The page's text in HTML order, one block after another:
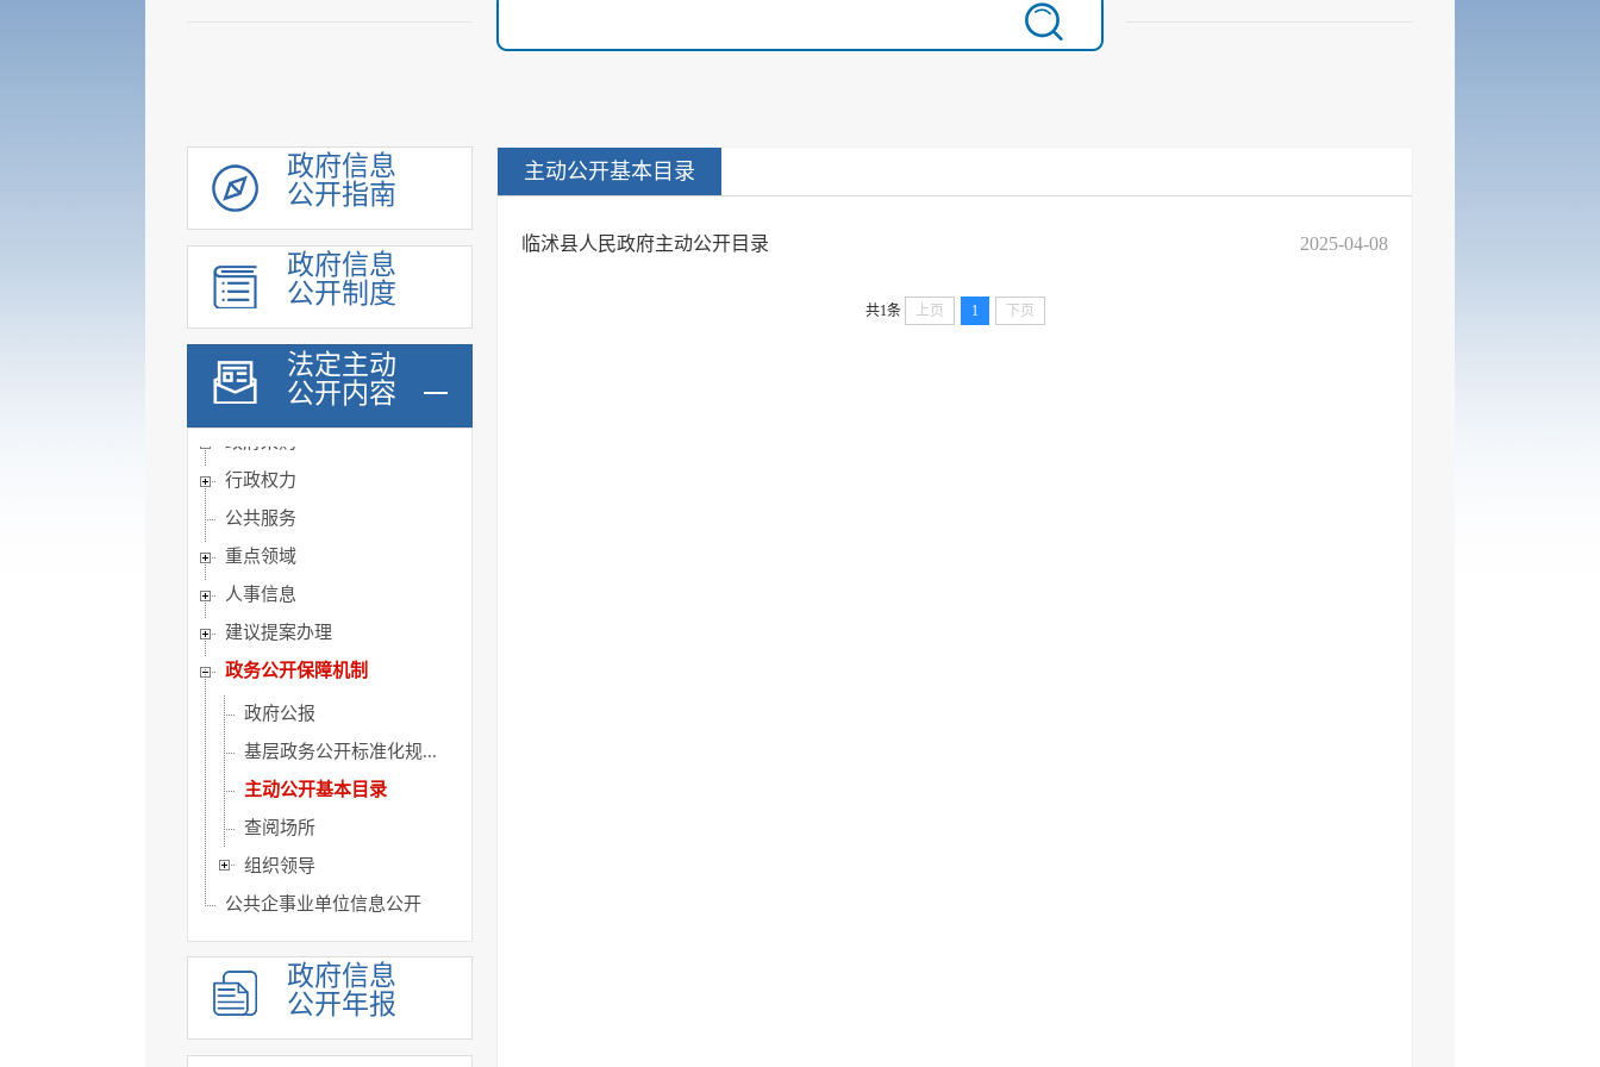
政府信息
公开指南
政府信息
公开制度
法定主动
公开内容
机构职能
履职依据
会议公开
决策公开
规划计划
统计信息
财政信息
行政权力
公共服务
重点领域
人事信息
建议提案办理
政务公开保障机制
政府公报
基层政务公开标准化规...
主动公开基本目录
查阅场所
组织领导
公共企事业单位信息公开
政府信息
公开年报
主动公开基本目录
临沭县人民政府主动公开目录 2025-04-08
共1条 上页 1 下页